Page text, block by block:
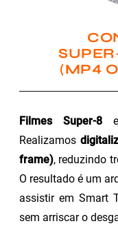
(MP4
Filmes Super-8
Realizamos
frame), reduzindo
O resultado é um
assistir em Smart
sem arriscar o